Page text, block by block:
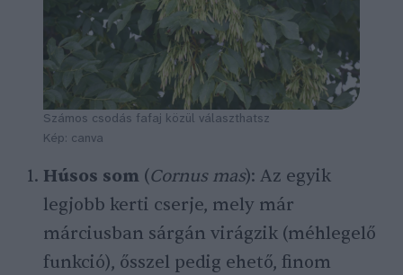
Számos csodás fafaj közül választhatsz
Kép: canva
Húsos som (Cornus mas): Az egyik
legjobb kerti cserje, mely már
márciusban sárgán virágzik (méhlegelő
funkció), ősszel pedig ehető, finom